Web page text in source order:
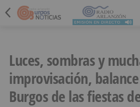
Luces, sombras y
improvisación, balance
Burgos de las fiestas